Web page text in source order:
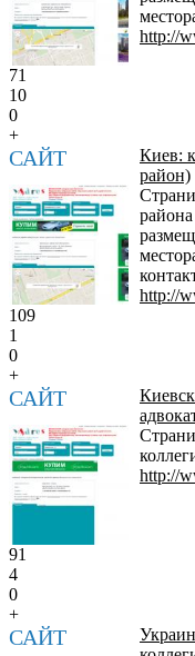
http://
71
10
0
+
САЙТ
Киев:
район)
http://
109
1
0
+
САЙТ
http://
91
4
0
+
САЙТ